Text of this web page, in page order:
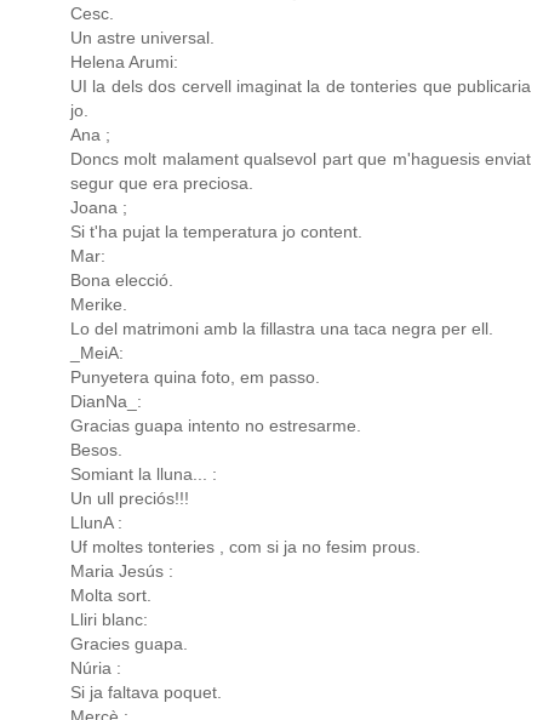
Cesc.
Un astre universal.
Helena Arumi:
UI la dels dos cervell imaginat la de tonteries que publicaria
jo.
Ana ;
Doncs molt malament qualsevol part que m'haguesis enviat
segur que era preciosa.
Joana ;
Si t'ha pujat la temperatura jo content.
Mar:
Bona elecció.
Merike.
Lo del matrimoni amb la fillastra una taca negra per ell.
_MeiA:
Punyetera quina foto, em passo.
DianNa_:
Gracias guapa intento no estresarme.
Besos.
Somiant la lluna... :
Un ull preciós!!!
LlunA :
Uf moltes tonteries , com si ja no fesim prous.
Maria Jesús :
Molta sort.
Lliri blanc:
Gracies guapa.
Núria :
Si ja faltava poquet.
Mercè :